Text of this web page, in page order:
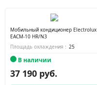
Мобильный кондиционер Electrolux
EACM-10 HR/N3
Площадь охлаждения : 25
В наличии
37 190 руб.